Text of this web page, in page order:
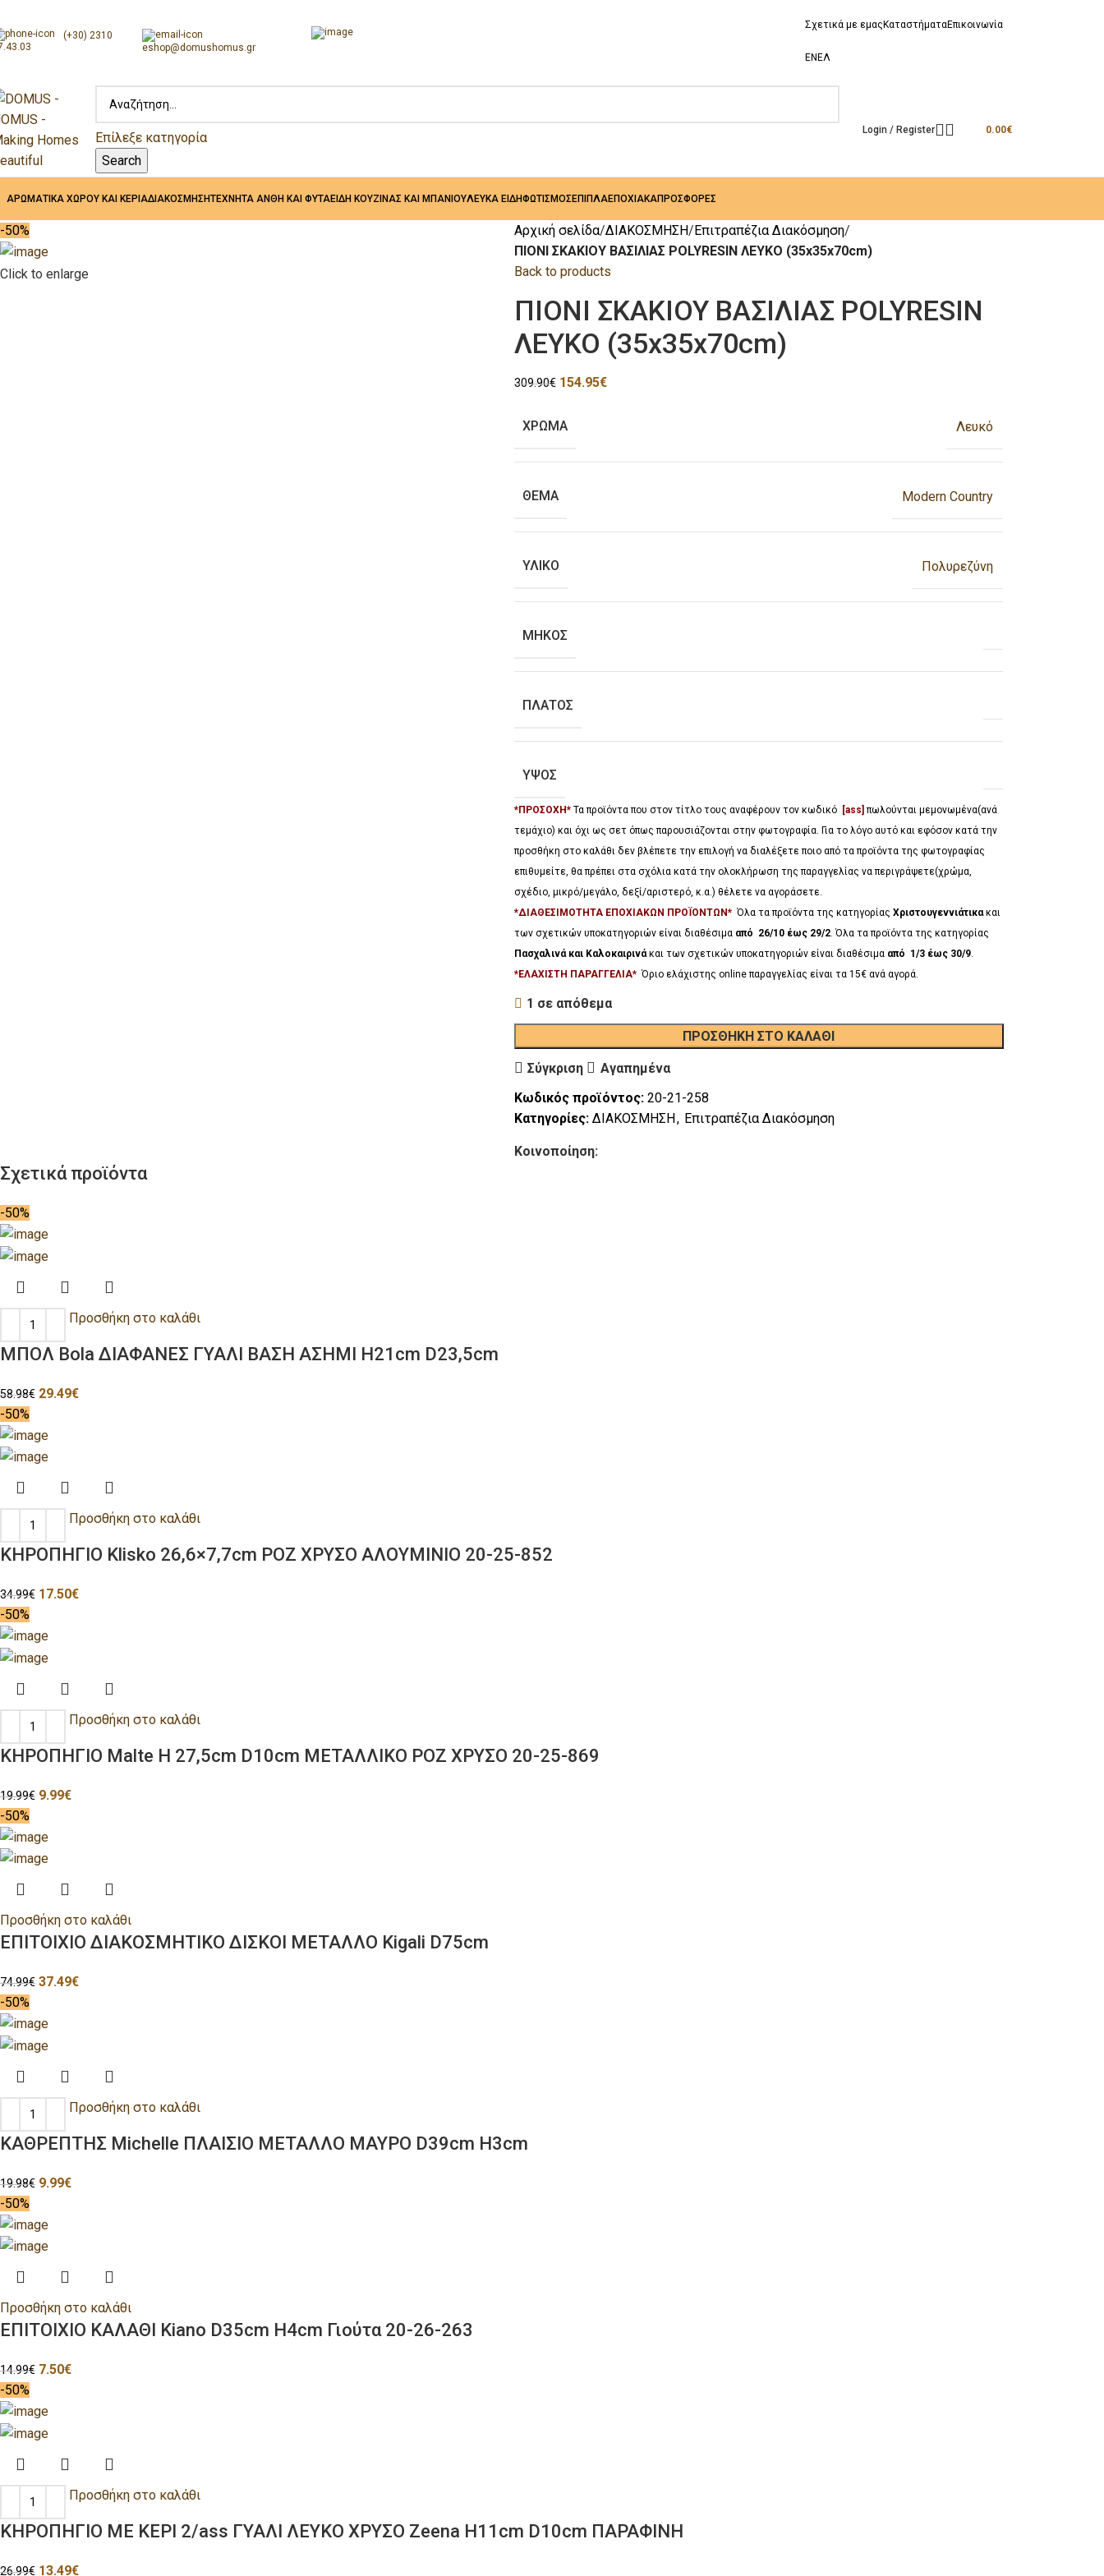
(+30) 2310
eshop@domushomus.gr
Σχετικά με εμας ΚαταστήματαΕπικοινωνία
EN ΕΛ
Επίλεξε κατηγορία
Search
Login / Register 0.00€
ΑΡΩΜΑΤΙΚΑ ΧΩΡΟΥ ΚΑΙ ΚΕΡΙΑΔΙΑΚΟΣΜΗΣΗΤΕΧΝΗΤΑ ΑΝΘΗ ΚΑΙ ΦΥΤΑΕΙΔΗ ΚΟΥΖΙΝΑΣ ΚΑΙ ΜΠΑΝΙΟΥΛΕΥΚΑ ΕΙΔΗΦΩΤΙΣΜΟΣ ΕΠΙΠΛΑΕΠΟΧΙΑΚΑΠΡΟΣΦΟΡΕΣ
-50%
Click to enlarge
Αρχική σελίδα ΔΙΑΚΟΣΜΗΣΗ Επιτραπέζια Διακόσμηση
ΠΙΟΝΙ ΣΚΑΚΙΟΥ ΒΑΣΙΛΙΑΣ POLYRESIN ΛΕΥΚΟ (35x35x70cm)
Back to products
ΠΙΟΝΙ ΣΚΑΚΙΟΥ ΒΑΣΙΛΙΑΣ POLYRESIN
ΛΕΥΚΟ (35x35x70cm)
309.90€ 154.95€
ΧΡΩΜΑ Λευκό
ΘΕΜΑ Modern Country
ΥΛΙΚΟ Πολυρεζύνη
ΜΗΚΟΣ
ΠΛΑΤΟΣ
ΥΨΟΣ
*ΠΡΟΣΟΧΗ* Τα προϊόντα που στον τίτλο τους αναφέρουν τον κωδικό [ass] πωλούνται μεμονωμένα(ανά
τεμάχιο) και όχι ως σετ όπως παρουσιάζονται στην φωτογραφία. Για το λόγο αυτό και εφόσον κατά την
προσθήκη στο καλάθι δεν βλέπετε την επιλογή να διαλέξετε ποιο από τα προϊόντα της φωτογραφίας
επιθυμείτε, θα πρέπει στα σχόλια κατά την ολοκλήρωση της παραγγελίας να περιγράψετε(χρώμα,
σχέδιο, μικρό/μεγάλο, δεξί/αριστερό, κ.α.) θέλετε να αγοράσετε.
*ΔΙΑΘΕΣΙΜΟΤΗΤΑ ΕΠΟΧΙΑΚΩΝ ΠΡΟΪΟΝΤΩΝ* Όλα τα προϊόντα της κατηγορίας Χριστουγεννιάτικακαι
των σχετικών υποκατηγοριών είναι διαθέσιμα από 26/10 έως 29/2. Όλα τα προϊόντα της κατηγορίας
Πασχαλινά και Καλοκαιρινάκαι των σχετικών υποκατηγοριών είναι διαθέσιμα από 1/3 έως 30/9.
*ΕΛΑΧΙΣΤΗ ΠΑΡΑΓΓΕΛΙΑ* Όριο ελάχιστης online παραγγελίας είναι τα 15€ ανά αγορά.
1 σε απόθεμα
ΠΡΟΣΘΉΚΗ ΣΤΟ ΚΑΛΆΘΙ
Σύγκριση
Αγαπημένα
Κωδικός προϊόντος: 20-21-258
Κατηγορίες: ΔΙΑΚΟΣΜΗΣΗ, Επιτραπέζια Διακόσμηση
Κοινοποίηση:
Σχετικά προϊόντα
-50%
Προσθήκη στο καλάθι
ΜΠΟΛ Bola ΔΙΑΦΑΝΕΣ ΓΥΑΛΙ ΒΑΣΗ ΑΣΗΜΙ H21cm D23,5cm
58.98€ 29.49€
-50%
Προσθήκη στο καλάθι
ΚΗΡΟΠΗΓΙΟ Klisko 26,6×7,7cm ΡΟΖ ΧΡΥΣΟ ΑΛΟΥΜΙΝΙΟ 20-25-852
34.99€ 17.50€
-50%
Προσθήκη στο καλάθι
ΚΗΡΟΠΗΓΙΟ Malte H 27,5cm D10cm ΜΕΤΑΛΛΙΚΟ ΡΟΖ ΧΡΥΣΟ 20-25-869
19.99€ 9.99€
-50%
Προσθήκη στο καλάθι
ΕΠΙΤΟΙΧΙΟ ΔΙΑΚΟΣΜΗΤΙΚΟ ΔΙΣΚΟΙ ΜΕΤΑΛΛΟ Kigali D75cm
74.99€ 37.49€
-50%
Προσθήκη στο καλάθι
ΚΑΘΡΕΠΤΗΣ Michelle ΠΛΑΙΣΙΟ ΜΕΤΑΛΛΟ ΜΑΥΡΟ D39cm H3cm
19.98€ 9.99€
-50%
Προσθήκη στο καλάθι
ΕΠΙΤΟΙΧΙΟ ΚΑΛΑΘΙ Kiano D35cm H4cm Γιούτα 20-26-263
14.99€ 7.50€
-50%
Προσθήκη στο καλάθι
ΚΗΡΟΠΗΓΙΟ ΜΕ ΚΕΡΙ 2/ass ΓΥΑΛΙ ΛΕΥΚΟ ΧΡΥΣΟ Zeena H11cm D10cm ΠΑΡΑΦΙΝΗ
26.99€ 13.49€